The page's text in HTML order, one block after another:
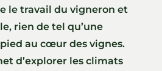
le travail du vigneron et
rien de tel qu’une
au cœur des vignes.
d’explorer les climats